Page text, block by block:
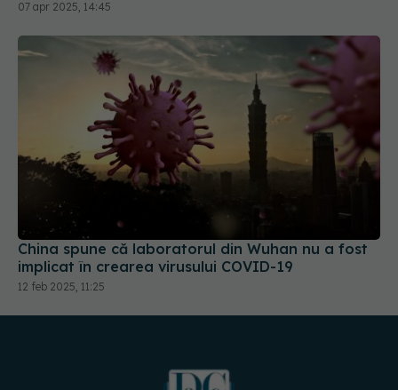
China spune că laboratorul din Wuhan nu a fost
implicat în crearea virusului COVID-19
12 feb 2025, 11:25